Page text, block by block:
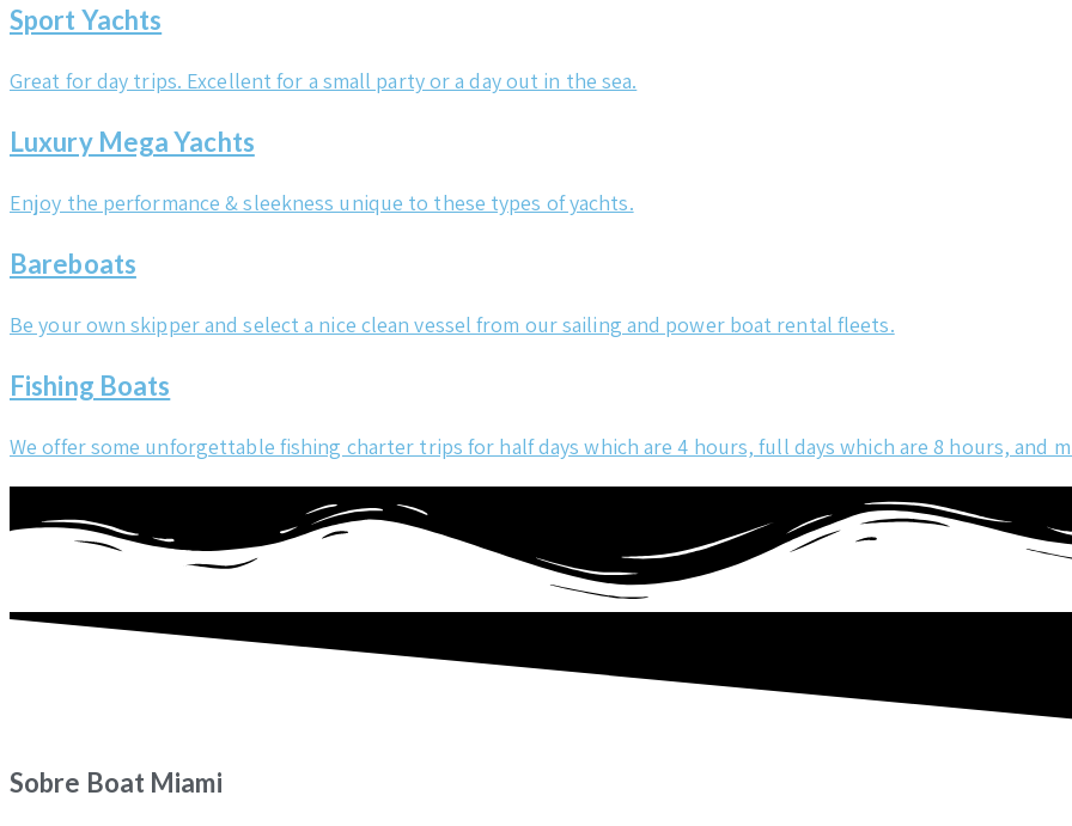
Sport Yachts
Great for day trips. Excellent for a small party or a day out in the sea.
Luxury Mega Yachts
Enjoy the performance & sleekness unique to these types of yachts.
Bareboats
Be your own skipper and select a nice clean vessel from our sailing and power boat rental fleets.
Fishing Boats
We offer some unforgettable fishing charter trips for half days which are 4 hours, full days which are 8 hours, and
Sobre Boat Miami